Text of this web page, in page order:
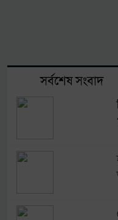
সর্বশেষ সংবাদ